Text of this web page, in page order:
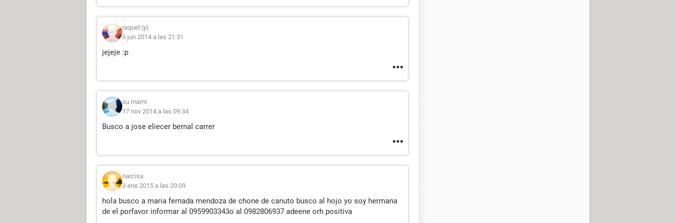
raquel (y)
6 jun 2014 a las 21:31
jejeje :p
su mami
17 nov 2014 a las 09:34
Busco a jose eliecer bernal carrer
narcisa
3 ene 2015 a las 20:09
hola busco a maria fernada mendoza de chone de canuto busco al hojo yo soy hermana
de el porfavor informar al 0959903343o al 0982806937 adeene orh positiva